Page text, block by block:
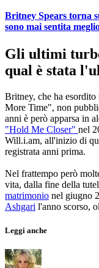
Britney Spears torna
sono mai sentita
Gli ultimi
qual è stata
Britney, che ha
More Time", non
anni è però apparsa in
"Hold Me Closer" nel
Will.i.am, all'inizio di
registrata anni prima.
Nel frattempo però
vita, dalla fine della
matrimonio nel giugno
Ashgari l'anno scorso,
Leggi anche